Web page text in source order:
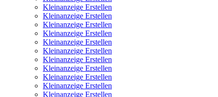
Kleinanzeige Erstellen
Kleinanzeige Erstellen
Kleinanzeige Erstellen
Kleinanzeige Erstellen
Kleinanzeige Erstellen
Kleinanzeige Erstellen
Kleinanzeige Erstellen
Kleinanzeige Erstellen
Kleinanzeige Erstellen
Kleinanzeige Erstellen
Kleinanzeige Erstellen